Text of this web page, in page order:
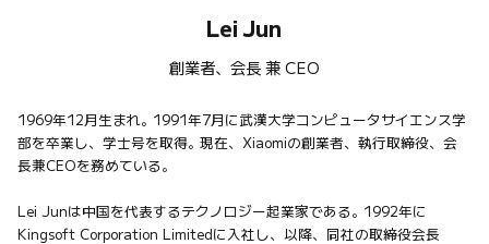
Lei Jun
創業者、会長 兼 CEO
1969年12月生まれ。1991年7月に武漢大学コンピュータサイエンス学
部を卒業し、学士号を取得。現在、Xiaomiの創業者、執行取締役、会
長兼CEOを務めている。
Lei Junは中国を代表するテクノロジー起業家である。1992年に
Kingsoft Corporation Limitedに入社し、以降、同社の取締役会長